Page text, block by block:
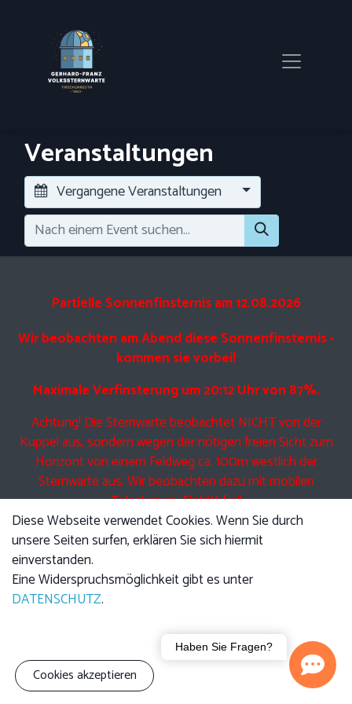
Veranstaltungen
Vergangene Veranstaltungen
Partielle Sonnenfinsternis am 12.08.2026
Wir beobachten am Abend diese Sonnenfinsternis -
kommen sie vorbei!
Maximale Verfinsterung um 20:12 Uhr von 87%.
Achtung! Die Sternwarte beobachtet NICHT von der
Kuppel aus, sondern wegen der nötigen freien Sicht zum
Horizont von einem Feldweg ca. 100m westlich der
Sternwarte aus. Wir beobachten dazu mit mobilen
Teleskopen. Eintritt frei!
Eine Führung am Freitag beinhaltet Anfangs den jeweils
angekündigten Vortrag, im Anschluss führen wir Sie durch
die Kuppel und zeigen Ihnen die Technik der Teleskope.
Anschließend bei klarem Himmel Beobachtung mit den
Teleskopen.
Bitte beachten sie, dass auch UNSER Teleskop nicht durch
Diese Webseite verwendet Cookies. Wenn Sie durch
unsere Seiten surfen, erklären Sie sich hiermit
einverstanden.
Eine Widerspruchsmöglichkeit gibt es unter
DATENSCHUTZ.
Cookies akzeptieren
Haben Sie Fragen?